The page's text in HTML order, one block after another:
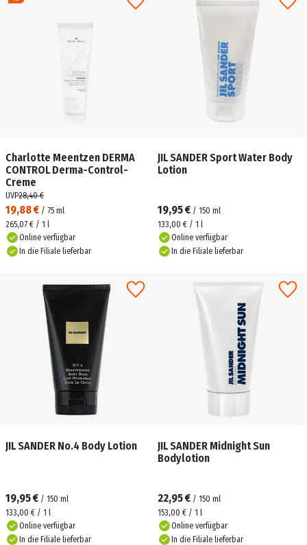
Charlotte Meentzen DERMA
CONTROL Derma-Control-
Creme
19,88 € / 75 ml
UVP28,40 €
265,07 € / 1 l
Online verfügbar
In die Filiale lieferbar
JIL SANDER Sport Water Body
Lotion
19,95 € / 150 ml
133,00 € / 1 l
Online verfügbar
In die Filiale lieferbar
JIL SANDER No.4 Body Lotion
19,95 € / 150 ml
133,00 € / 1 l
Online verfügbar
In die Filiale lieferbar
JIL SANDER Midnight Sun
Bodylotion
22,95 € / 150 ml
153,00 € / 1 l
Online verfügbar
In die Filiale lieferbar